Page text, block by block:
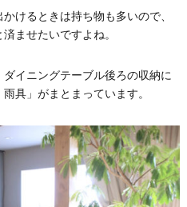
けるときは持ち物も多いので、
ませたいですよね。
イニングテーブル後ろの収納に
具」がまとまっています。